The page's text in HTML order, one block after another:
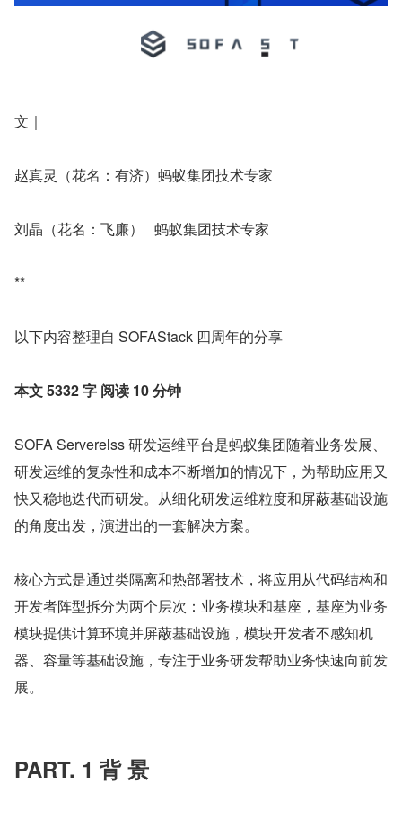
文｜
赵真灵（花名：有济）蚂蚁集团技术专家
刘晶（花名：飞廉）   蚂蚁集团技术专家
**
以下内容整理自 SOFAStack 四周年的分享
本文 5332 字 阅读 10 分钟
SOFA Serverelss 研发运维平台是蚂蚁集团随着业务发展、
研发运维的复杂性和成本不断增加的情况下，为帮助应用又
快又稳地迭代而研发。从细化研发运维粒度和屏蔽基础设施
的角度出发，演进出的一套解决方案。
核心方式是通过类隔离和热部署技术，将应用从代码结构和
开发者阵型拆分为两个层次：业务模块和基座，基座为业务
模块提供计算环境并屏蔽基础设施，模块开发者不感知机
器、容量等基础设施，专注于业务研发帮助业务快速向前发
展。
PART. 1 背 景